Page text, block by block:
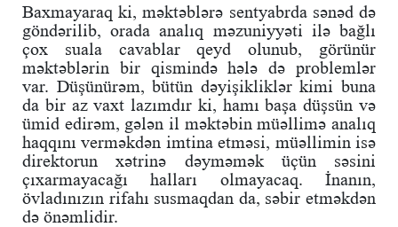
Baxmayaraq ki, məktəblərə sentyabrda sənəd də
göndərilib, orada analıq məzuniyyəti ilə bağlı
çox suala cavablar qeyd olunub, görünür
məktəblərin bir qismində hələ də problemlər
var. Düşünürəm, bütün dəyişikliklər kimi buna
da bir az vaxt lazımdır ki, hamı başa düşsün və
ümid edirəm, gələn il məktəbin müəllimə analıq
haqqını verməkdən imtina etməsi, müəllimin isə
direktorun xətrinə dəyməmək üçün səsini
çıxarmayacağı halları olmayacaq. İnanın,
övladınızın rifahı susmaqdan da, səbir etməkdən
də önəmlidir.